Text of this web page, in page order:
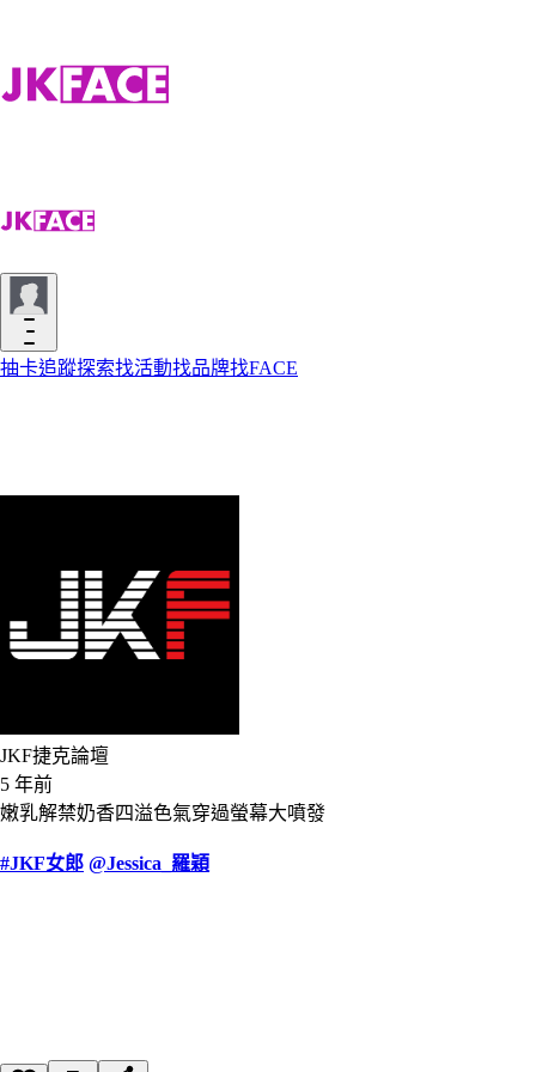
抽卡追蹤探索找活動找品牌找FACE
JKF捷克論壇
5 年前
嫩乳解禁奶香四溢色氣穿過螢幕大噴發
#JKF女郎 @Jessica_羅穎